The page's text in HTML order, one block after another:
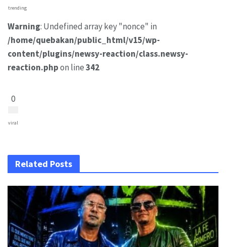
trending
Warning: Undefined array key "nonce" in
/home/quebakan/public_html/v15/wp-
content/plugins/newsy-reaction/class.newsy-
reaction.phpon line342
0
viral
Related Posts